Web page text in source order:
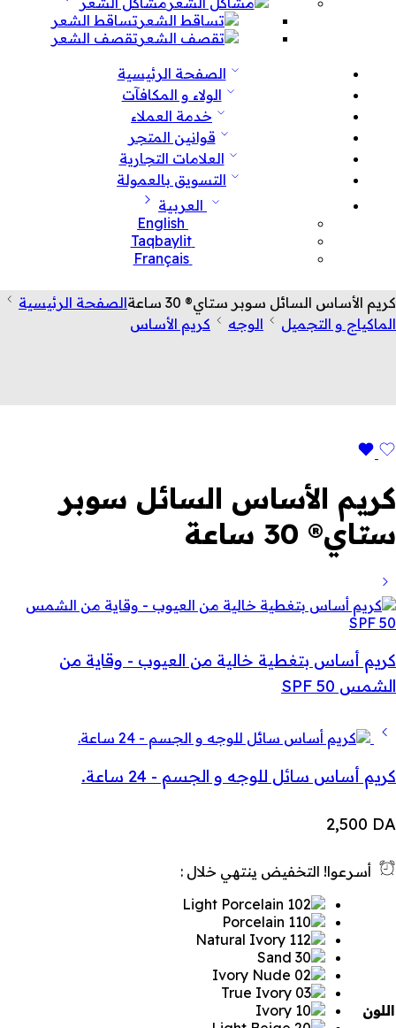
تساقط الشعر
تقصف الشعر
الصفحة الرئيسية
الولاء و المكافآت
خدمة العملاء
قوانين المتجر
العلامات التجارية
التسويق بالعمولة
العربية
English
Taqbaylit
Français
كريم الأساس السائل سوبر ستاي® 30 ساعة
الصفحة الرئيسية
الماكياج و التجميل
الوجه كريم الأساس
كريم الأساس السائل سوبر
ستاي® 30 ساعة
كريم أساس بتغطية خالية من العيوب - وقاية من
الشمس SPF 50
كريم أساس سائل للوجه و الجسم - 24 ساعة.
2,500 DA
أسرعوا! التخفيض ينتهي خلال :
اللون